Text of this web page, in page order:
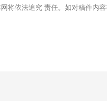
将依法追究 责任。如对稿件内